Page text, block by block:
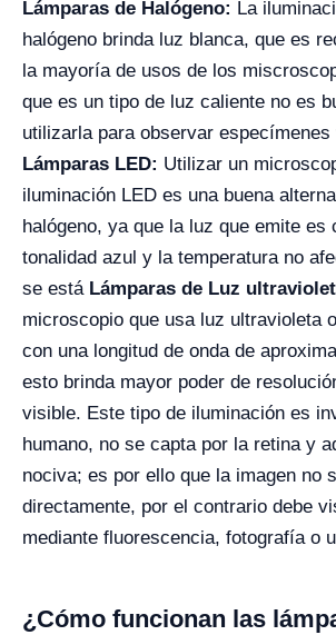
Lámparas de Halógeno: La
halógeno brinda luz blanca, que es
la mayoría de usos de los
que es un tipo de luz caliente no es
utilizarla para observar especímenes
Lámparas LED: Utilizar un
iluminación LED es una buena
halógeno, ya que la luz que emite es
tonalidad azul y la temperatura no
se está Lámparas de Luz
microscopio que usa luz ultravioleta
con una longitud de onda de
esto brinda mayor poder de
visible. Este tipo de iluminación es
humano, no se capta por la retina y
nociva; es por ello que la imagen no
directamente, por el contrario debe
mediante fluorescencia, fotografía o
¿Cómo funcionan las